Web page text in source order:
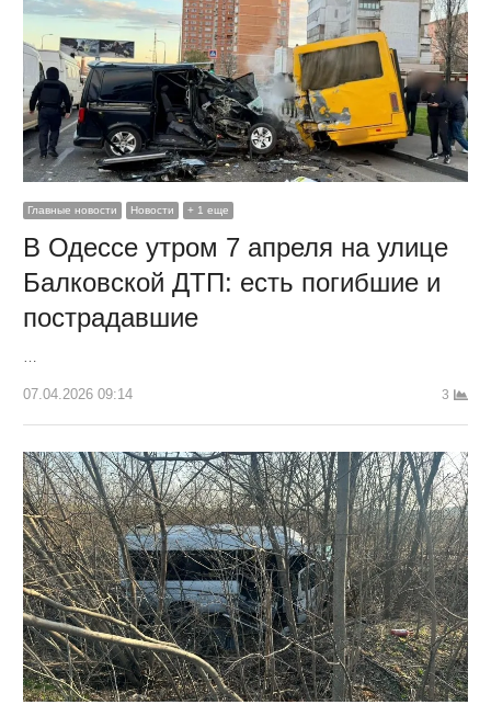
Главные новости Новости + 1 еще
В Одессе утром 7 апреля на улице
Балковской ДТП: есть погибшие и
пострадавшие
07.04.2026 09:14 3